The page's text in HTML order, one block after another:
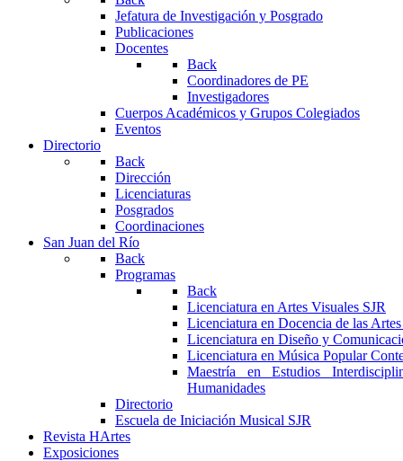
Jefatura de Investigación y Posgrado
Publicaciones
Docentes
Back
Coordinadores de PE
Investigadores
Cuerpos Académicos y Grupos Colegiados
Eventos
Directorio
Back
Dirección
Licenciaturas
Posgrados
Coordinaciones
San Juan del Río
Back
Programas
Back
Licenciatura en Artes Visuales SJR
Licenciatura en Docencia de las
Licenciatura en Diseño y
Licenciatura en Música Popular
Maestría en Estudios
Humanidades
Directorio
Escuela de Iniciación Musical SJR
Revista HArtes
Exposiciones